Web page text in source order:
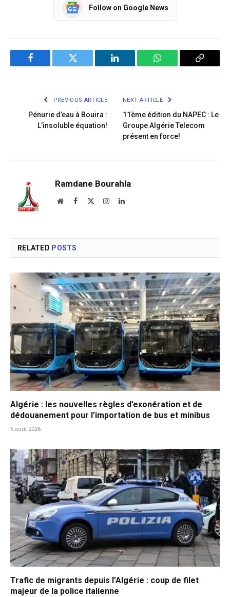
Follow on Google News
Facebook Twitter LinkedIn WhatsApp Copy
PREVIOUS ARTICLE
Pénurie d’eau à Bouira :
L’insoluble équation!
NEXT ARTICLE
11ème édition du NAPEC : Le
Groupe Algérie Telecom
présent en force!
Ramdane Bourahla
WebsiteFacebook InstagramLinkedIn
RELATED POSTS
Algérie : les nouvelles règles d’exonération et de
dédouanement pour l’importation de bus et minibus
6 août 2026
Trafic de migrants depuis l’Algérie : coup de filet
majeur de la police italienne